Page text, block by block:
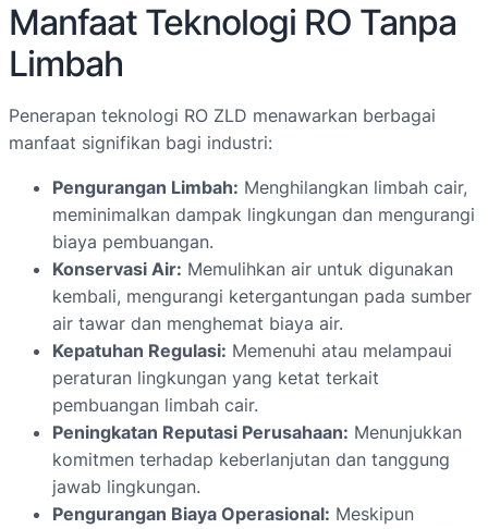
Manfaat Teknologi RO Tanpa
Limbah
Penerapan teknologi RO ZLD menawarkan berbagai
manfaat signifikan bagi industri:
Pengurangan Limbah: Menghilangkan limbah cair,
meminimalkan dampak lingkungan dan mengurangi
biaya pembuangan.
Konservasi Air: Memulihkan air untuk digunakan
kembali, mengurangi ketergantungan pada sumber
air tawar dan menghemat biaya air.
Kepatuhan Regulasi: Memenuhi atau melampaui
peraturan lingkungan yang ketat terkait
pembuangan limbah cair.
Peningkatan Reputasi Perusahaan: Menunjukkan
komitmen terhadap keberlanjutan dan tanggung
jawab lingkungan.
Pengurangan Biaya Operasional: Meskipun